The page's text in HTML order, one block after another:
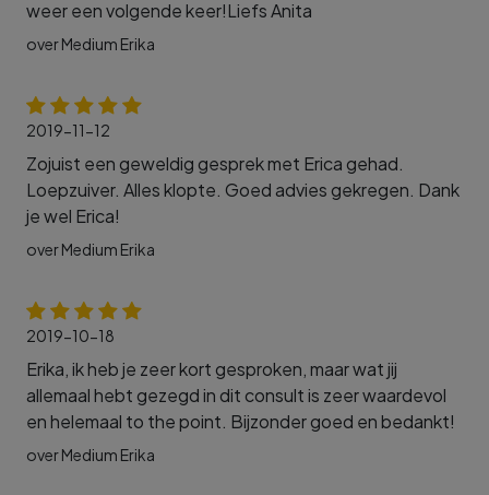
weer een volgende keer!Liefs Anita
over Medium Erika
2019-11-12
Zojuist een geweldig gesprek met Erica gehad.
Loepzuiver. Alles klopte. Goed advies gekregen. Dank
je wel Erica!
over Medium Erika
2019-10-18
Erika, ik heb je zeer kort gesproken, maar wat jij
allemaal hebt gezegd in dit consult is zeer waardevol
en helemaal to the point. Bijzonder goed en bedankt!
over Medium Erika